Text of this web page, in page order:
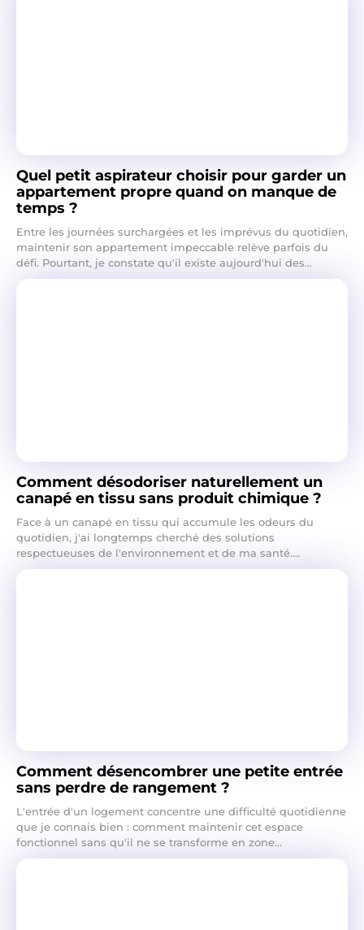
Quel petit aspirateur choisir pour garder un
appartement propre quand on manque de
temps ?
Entre les journées surchargées et les imprévus du quotidien,
maintenir son appartement impeccable relève parfois du
défi. Pourtant, je constate qu'il existe aujourd'hui des...
Comment désodoriser naturellement un
canapé en tissu sans produit chimique ?
Face à un canapé en tissu qui accumule les odeurs du
quotidien, j'ai longtemps cherché des solutions
respectueuses de l'environnement et de ma santé....
Comment désencombrer une petite entrée
sans perdre de rangement ?
L'entrée d'un logement concentre une difficulté quotidienne
que je connais bien : comment maintenir cet espace
fonctionnel sans qu'il ne se transforme en zone...